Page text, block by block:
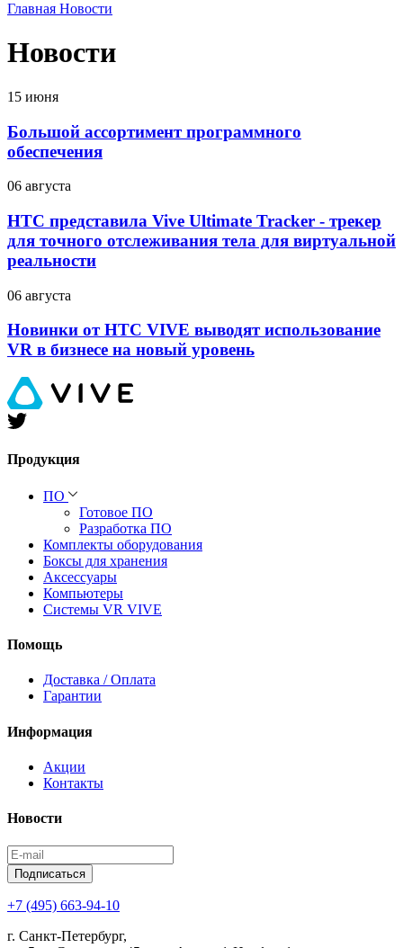
Главная Новости
Новости
15 июня
Большой ассортимент программного
обеспечения
06 августа
HTC представила Vive Ultimate Tracker - трекер
для точного отслеживания тела для виртуальной
реальности
06 августа
Новинки от HTC VIVE выводят использование
VR в бизнесе на новый уровень
Продукция
ПО
Готовое ПО
Разработка ПО
Комплекты оборудования
Боксы для хранения
Аксессуары
Компьютеры
Системы VR VIVE
Помощь
Доставка / Оплата
Гарантии
Информация
Акции
Контакты
Новости
Подписаться
+7 (495) 663-94-10
г. Санкт-Петербург,